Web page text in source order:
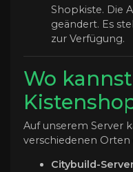
Shopkiste. Die
geändert. Es
zur Verfügung.
Wo
Auf unserem Server
verschiedenen Orten
Citybuild-